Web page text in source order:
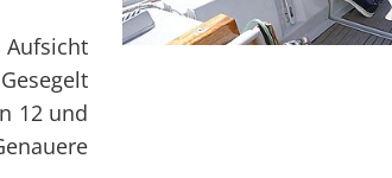
Notwendige
Unterlagen zur FB2 -
Praxisprüfung
Befähigungsausweise
Club-Segelyacht
Unsere Clubabende
Organigramm
Aufsicht
12 und